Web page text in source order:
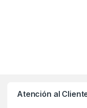
Atención al